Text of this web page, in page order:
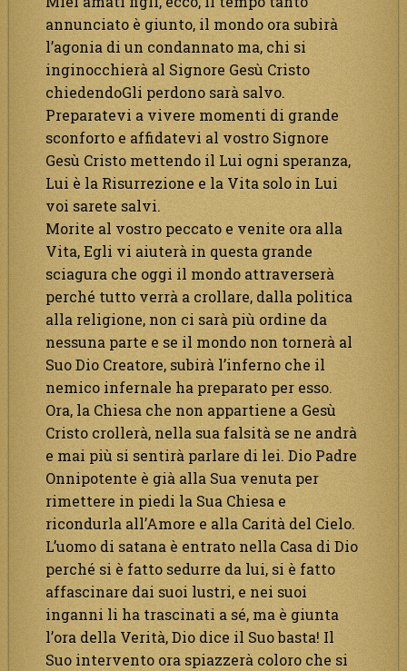
annunciato è giunto, il mondo ora subirà
l’agonia di un condannato ma, chi si
inginocchierà al Signore Gesù Cristo
chiedendoGli perdono sarà salvo.
Preparatevi a vivere momenti di grande
sconforto e affidatevi al vostro Signore
Gesù Cristo mettendo il Lui ogni speranza,
Lui è la Risurrezione e la Vita solo in Lui
voi sarete salvi.
Morite al vostro peccato e venite ora alla
Vita, Egli vi aiuterà in questa grande
sciagura che oggi il mondo attraverserà
perché tutto verrà a crollare, dalla politica
alla religione, non ci sarà più ordine da
nessuna parte e se il mondo non tornerà al
Suo Dio Creatore, subirà l’inferno che il
nemico infernale ha preparato per esso.
Ora, la Chiesa che non appartiene a Gesù
Cristo crollerà, nella sua falsità se ne andrà
e mai più si sentirà parlare di lei. Dio Padre
Onnipotente è già alla Sua venuta per
rimettere in piedi la Sua Chiesa e
ricondurla all’Amore e alla Carità del Cielo.
L’uomo di satana è entrato nella Casa di Dio
perché si è fatto sedurre da lui, si è fatto
affascinare dai suoi lustri, e nei suoi
inganni li ha trascinati a sé, ma è giunta
l’ora della Verità, Dio dice il Suo basta! Il
Suo intervento ora spiazzerà coloro che si